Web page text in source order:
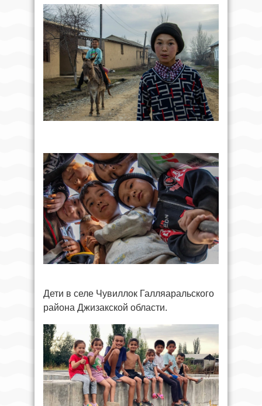
Дети в селе Чувиллок Галляаральского
района Джизакской области.